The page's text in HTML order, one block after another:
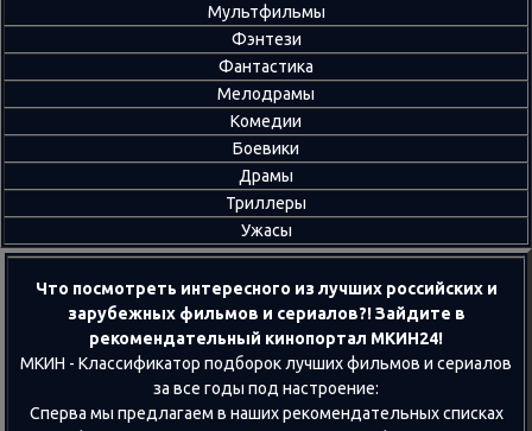
Мультфильмы
Фэнтези
Фантастика
Мелодрамы
Комедии
Боевики
Драмы
Триллеры
Ужасы
Что посмотреть интересного из лучших российских и
зарубежных фильмов и сериалов?! Зайдите в
рекомендательный кинопортал МКИН24!
МКИН - Классификатор подборок лучших фильмов и сериалов
за все годы под настроение:
Сперва мы предлагаем в наших рекомендательных списках